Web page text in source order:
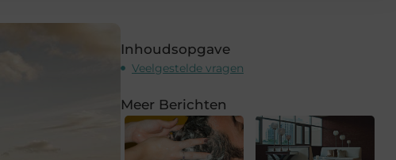
Inhoudsopgave
Veelgestelde vragen
Meer Berichten